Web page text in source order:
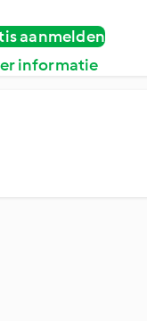
aanmelden
informatie